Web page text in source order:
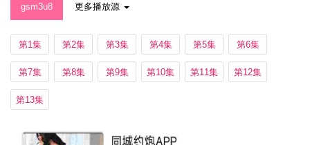
gsm3u8 更多播放源
第1集 第2集 第3集 第4集 第5集 第6集
第7集 第8集 第9集 第10集 第11集 第12集
第13集